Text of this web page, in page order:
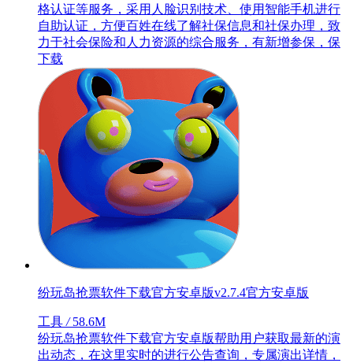
格认证等服务，采用人脸识别技术、使用智能手机进行
自助认证，方便百姓在线了解社保信息和社保办理，致
力于社会保险和人力资源的综合服务，有新增参保，保
下载
纷玩岛抢票软件下载官方安卓版v2.7.4官方安卓版
工具 /58.6M
纷玩岛抢票软件下载官方安卓版帮助用户获取最新的演
出动态，在这里实时的进行公告查询，专属演出详情，